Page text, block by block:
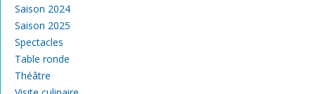
Saison 2024
Saison 2025
Spectacles
Table ronde
Théâtre